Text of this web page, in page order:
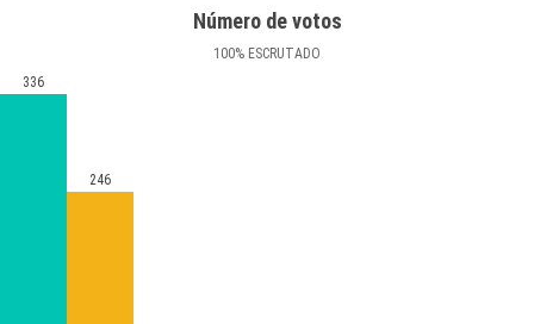
Número de votos
100% ESCRUTADO
336
246